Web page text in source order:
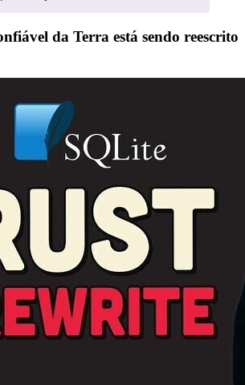
da Terra está sendo reescrito